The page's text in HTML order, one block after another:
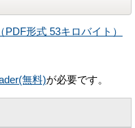
形式 53キロバイト）
無料)が必要です。